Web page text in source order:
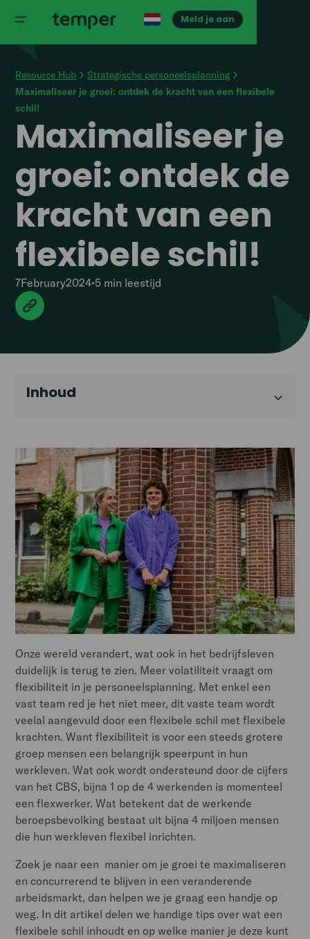
Meld je aan
Resource Hub
Strategische personeelsplanning
Maximaliseer je groei: ontdek de kracht van een flexibele
schil!
Maximaliseer je
groei: ontdek de
kracht van een
flexibele schil!
7February2024•5 min leestijd
Inhoud
Onze wereld verandert, wat ook in het bedrijfsleven
duidelijk is terug te zien. Meer volatiliteit vraagt om
flexibiliteit in je personeelsplanning. Met enkel een
vast team red je het niet meer, dit vaste team wordt
veelal aangevuld door een flexibele schil met flexibele
krachten. Want flexibiliteit is voor een steeds grotere
groep mensen een belangrijk speerpunt in hun
werkleven. Wat ook wordt ondersteund door de cijfers
van het CBS, bijna 1 op de 4 werkenden is momenteel
een flexwerker. Wat betekent dat de werkende
beroepsbevolking bestaat uit bijna 4 miljoen mensen
die hun werkleven flexibel inrichten.
Zoek je naar een manier om je groei te maximaliseren
en concurrerend te blijven in een veranderende
arbeidsmarkt, dan helpen we je graag een handje op
weg. In dit artikel delen we handige tips over wat een
flexibele schil inhoudt en op welke manier je deze kunt